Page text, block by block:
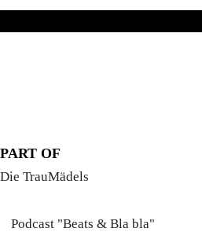
PART OF
Die TrauMädels
Podcast "Beats & Bla bla"